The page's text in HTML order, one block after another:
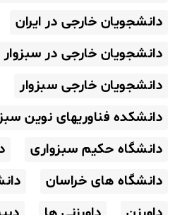
دانشجویان خارجی در ایران
دانشجویان خارجی در سبزوار
دانشجویان خارجی سبزوار
دانشکده فناوریهای نوین
دانشگاه حکیم سبزواری
دانشگاه های خراسان